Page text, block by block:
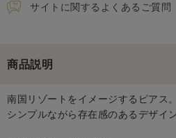
サイトに関するよくあるご質問
商品説明
南国リゾートをイメージするピアス。
シンプルながら存在感のあるデザイン